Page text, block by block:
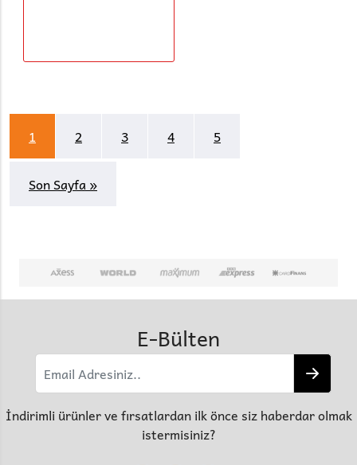
1 2 3 4 5
Son Sayfa »
E-Bülten
İndirimli ürünler ve fırsatlardan ilk önce siz haberdar olmak
istermisiniz?